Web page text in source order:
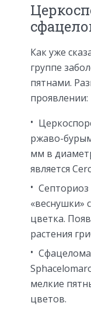
Как уже
группе
пятнами.
проявлении:
ржаво-
мм в
является
Септориоз
«веснушки»
цветка.
растения
Сфацелома
мелкие
цветов.